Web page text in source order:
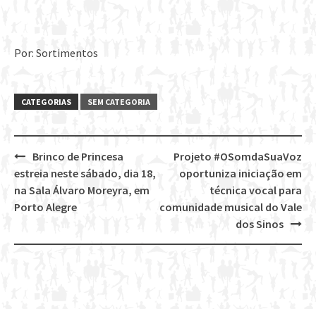
Por: Sortimentos
CATEGORIAS SEM CATEGORIA
Post
navigation
Projeto #OSomdaSuaVoz
oportuniza iniciação em
técnica vocal para
comunidade musical do Vale
dos Sinos
Brinco de Princesa
estreia neste sábado, dia 18,
na Sala Álvaro Moreyra, em
Porto Alegre